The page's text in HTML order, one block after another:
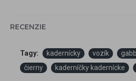
RECENZIE
Tagy: kadernícky vozík
čierny
kaderníčky kadernícke